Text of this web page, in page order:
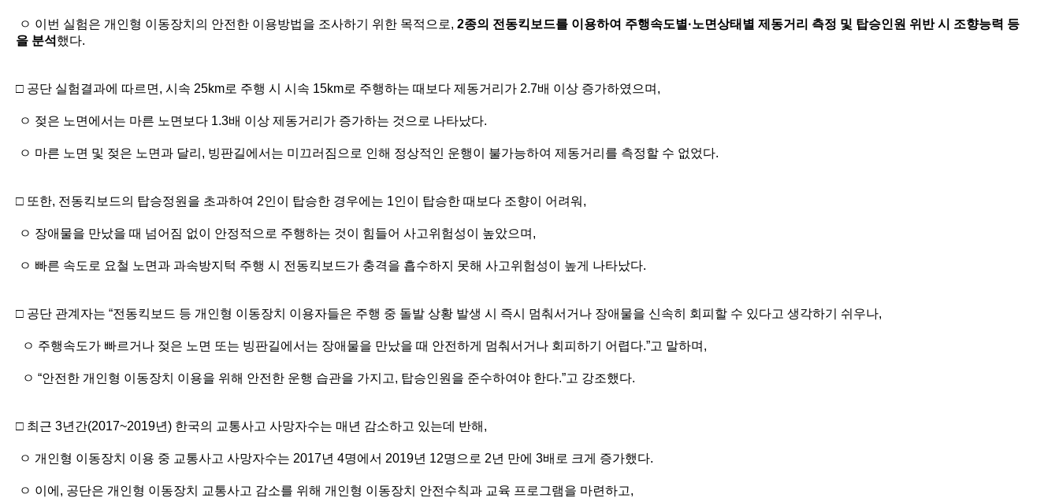
ㅇ 이번 실험은 개인형 이동장치의 안전한 이용방법을 조사하기 위한 목적으로, 2종의 전동킥보드를 이용하여 주행속도별·노면상태별 제동거리 측정 및 탑승인원 위반 시 조향능력 등
을 분석 했다.
□ 공단 실험결과에 따르면, 시속 25km로 주행 시 시속 15km로 주행하는 때보다 제동거리가 2.7배 이상 증가하였으며,
ㅇ 젖은 노면에서는 마른 노면보다 1.3배 이상 제동거리가 증가하는 것으로 나타났다.
ㅇ 마른 노면 및 젖은 노면과 달리, 빙판길에서는 미끄러짐으로 인해 정상적인 운행이 불가능하여 제동거리를 측정할 수 없었다.
□ 또한, 전동킥보드의 탑승정원을 초과하여 2인이 탑승한 경우에는 1인이 탑승한 때보다 조향이 어려워,
ㅇ 장애물을 만났을 때 넘어짐 없이 안정적으로 주행하는 것이 힘들어 사고위험성이 높았으며,
ㅇ 빠른 속도로 요철 노면과 과속방지턱 주행 시 전동킥보드가 충격을 흡수하지 못해 사고위험성이 높게 나타났다.
□ 공단 관계자는 “전동킥보드 등 개인형 이동장치 이용자들은 주행 중 돌발 상황 발생 시 즉시 멈춰서거나 장애물을 신속히 회피할 수 있다고 생각하기 쉬우나,
ㅇ 주행속도가 빠르거나 젖은 노면 또는 빙판길에서는 장애물을 만났을 때 안전하게 멈춰서거나 회피하기 어렵다.”고 말하며,
ㅇ “안전한 개인형 이동장치 이용을 위해 안전한 운행 습관을 가지고, 탑승인원을 준수하여야 한다.”고 강조했다.
□ 최근 3년간(2017~2019년) 한국의 교통사고 사망자수는 매년 감소하고 있는데 반해,
ㅇ 개인형 이동장치 이용 중 교통사고 사망자수는 2017년 4명에서 2019년 12명으로 2년 만에 3배로 크게 증가했다.
ㅇ 이에, 공단은 개인형 이동장치 교통사고 감소를 위해 개인형 이동장치 안전수칙과 교육 프로그램을 마련하고,